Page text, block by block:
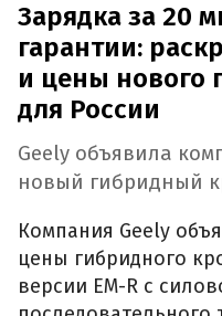
Зарядка за 20
гарантии:
и цены нового
для России
Geely объявила
новый гибридный
Компания Geely
цены гибридного
версии EM-R с